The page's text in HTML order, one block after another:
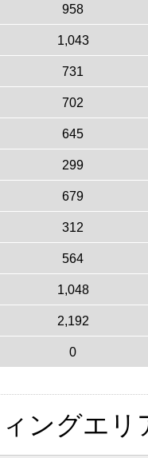
958
1,043
731
702
645
299
679
312
564
1,048
2,192
0
ングエリ